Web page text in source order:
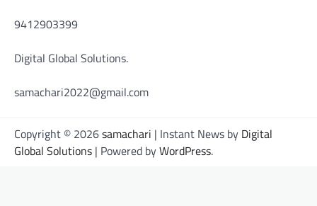
9412903399
Digital Global Solutions.
samachari2022@gmail.com
Copyright © 2026samachari | Instant News by Digital
Global Solutions | Powered byWordPress.